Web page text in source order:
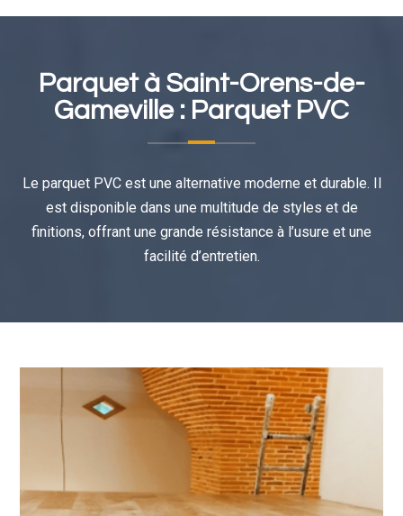
Parquet à Saint-Orens-de-
Gameville: Parquet PVC
Le parquet PVC est une alternative moderne et durable. Il
est disponible dans une multitude de styles et de
finitions, offrant une grande résistance à l’usure et une
facilité d’entretien.